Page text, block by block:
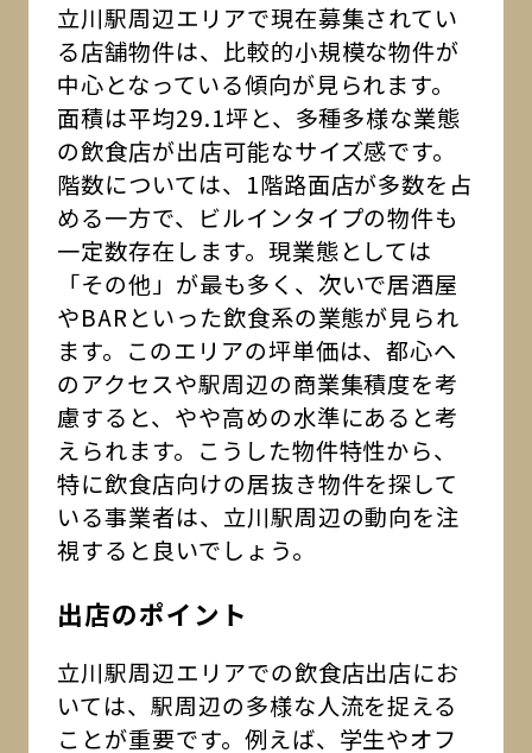
立川駅周辺エリアで現在募集されてい
る店舗物件は、比較的小規模な物件が
中心となっている傾向が見られます。
面積は平均29.1坪と、多種多様な業態
の飲食店が出店可能なサイズ感です。
階数については、1階路面店が多数を占
める一方で、ビルインタイプの物件も
一定数存在します。現業態としては
「その他」が最も多く、次いで居酒屋
やBARといった飲食系の業態が見られ
ます。このエリアの坪単価は、都心へ
のアクセスや駅周辺の商業集積度を考
慮すると、やや高めの水準にあると考
えられます。こうした物件特性から、
特に飲食店向けの居抜き物件を探して
いる事業者は、立川駅周辺の動向を注
視すると良いでしょう。
出店のポイント
立川駅周辺エリアでの飲食店出店にお
いては、駅周辺の多様な人流を捉える
ことが重要です。例えば、学生やオフ